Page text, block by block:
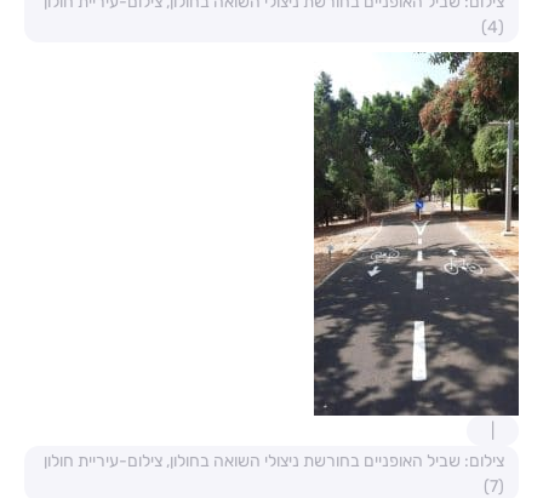
(4)
צילום: שביל האופניים בחורשת ניצולי השואה בחולון, צילום-עיריית חולון
(7)